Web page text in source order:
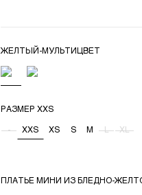
ПЛАТЬЕ МИНИ ИЗ БЛЕДНО-
ЖЕЛТЫЙ-МУЛЬТИЦВЕТ
РАЗМЕР XXS
- XXS XS S M L XL